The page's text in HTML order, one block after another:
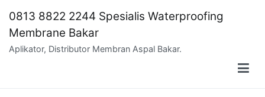
content
0813 8822 2244 Spesialis Waterproofing
Membrane Bakar
Aplikator, Distributor Membran Aspal Bakar.